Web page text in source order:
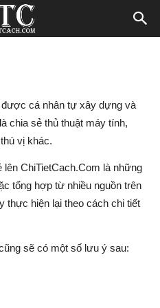
cá nhân tự xây dựng và
chia sẻ thủ thuật máy tính,
vị khác.
ChiTietCach.Com là những
tổng hợp từ nhiều nguồn trên
thực hiện lại theo cách chi tiết
sẽ có một số lưu ý sau: